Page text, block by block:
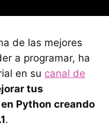
de las mejores
a programar, ha
en su canal de
tus
Python creando
.